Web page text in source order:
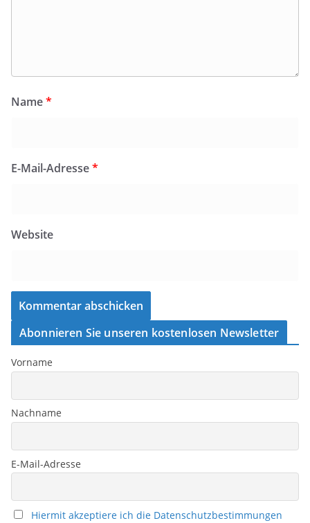
Name*
E-Mail-Adresse*
Website
Abonnieren Sie unseren kostenlosen Newsletter
Vorname
Nachname
E-Mail-Adresse
Hiermit akzeptiere ich die Datenschutzbestimmungen